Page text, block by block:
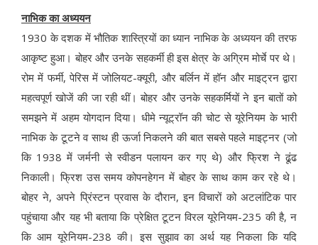
नाभिक का अध्ययन
1930 के दशक में भौतिक शास्त्रियों का ध्यान नाभिक के अध्ययन की तरफ
आकृष्ट हुआ। बोहर और उनके सहकर्मी ही इस क्षेत्र के अग्रिम मोर्चे पर थे।
रोम में फर्मी, पेरिस में जोलियट-क्यूरी, और बर्लिन में हॉन और माइट्रन द्वारा
महत्वपूर्ण खोजें की जा रही थीं। बोहर और उनके सहकर्मियों ने इन बातों को
समझने में अहम योगदान दिया। धीमे न्यूट्रॉन की चोट से यूरेनियम के भारी
नाभिक के टूटने व साथ ही ऊर्जा निकलने की बात सबसे पहले माइट्नर (जो
कि 1938 में जर्मनी से स्वीडन पलायन कर गए थे) और फ्रिश ने ढूंढ
निकाली। फ्रिश उस समय कोपनहेगन में बोहर के साथ काम कर रहे थे।
बोहर ने, अपने प्रिंस्टन प्रवास के दौरान, इन विचारों को अटलांटिक पार
पहुंचाया और यह भी बताया कि प्रेक्षित टूटन विरल यूरेनियम-235 की है, न
कि आम यूरेनियम-238 की। इस सुझाव का अर्थ यह निकला कि यदि